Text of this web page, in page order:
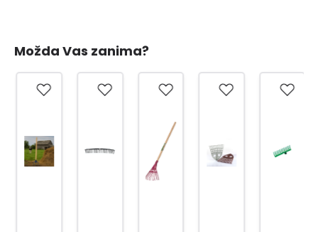
Možda Vas zanima?